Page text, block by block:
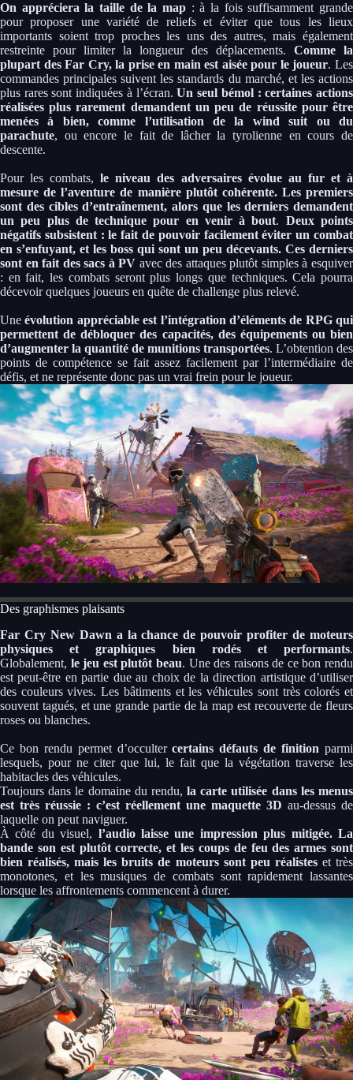
On appréciera la taille de la map : à la fois suffisamment grande
pour proposer une variété de reliefs et éviter que tous les lieux
importants soient trop proches les uns des autres, mais également
restreinte pour limiter la longueur des déplacements. Comme la
plupart des Far Cry, la prise en main est aisée pour le joueur. Les
commandes principales suivent les standards du marché, et les actions
plus rares sont indiquées à l’écran.Un seul bémol : certaines actions
réalisées plus rarement demandent un peu de réussite pour être
menées à bien, comme l’utilisation de la wind suit ou du
parachute, ou encore le fait de lâcher la tyrolienne en cours de
descente.
Pour les combats,le niveau des adversaires évolue au fur et à
mesure de l’aventure de manière plutôt cohérente. Les premiers
sont des cibles d’entraînement, alors que les derniers demandent
un peu plus de technique pour en venir à bout. Deux points
négatifs subsistent : le fait de pouvoir facilement éviter un combat
en s’enfuyant, et les boss qui sont un peu décevants. Ces derniers
sont en fait des sacs à PV avec des attaques plutôt simples à esquiver
: en fait, les combats seront plus longs que techniques. Cela pourra
décevoir quelques joueurs en quête de challenge plus relevé.
Uneévolution appréciable est l’intégration d’éléments de RPG qui
permettent de débloquer des capacités, des équipements ou bien
d’augmenter la quantité de munitions transportées. L’obtention des
points de compétence se fait assez facilement par l’intermédiaire de
défis, et ne représente donc pas un vrai frein pour le joueur.
Des graphismes plaisants
Far Cry New Dawn a la chance de pouvoir profiter de moteurs
physiques et graphiques bien rodés et performants.
Globalement, le jeu est plutôt beau. Une des raisons de ce bon rendu
est peut-être en partie due au choix de la direction artistique d’utiliser
des couleurs vives. Les bâtiments et les véhicules sont très colorés et
souvent tagués, et une grande partie de la map est recouverte de fleurs
roses ou blanches.
Ce bon rendu permet d’occultercertains défauts de finition parmi
lesquels, pour ne citer que lui, le fait que la végétation traverse les
habitacles des véhicules.
Toujours dans le domaine du rendu,la carte utilisée dans les menus
est très réussie : c’est réellement une maquette 3D au-dessus de
laquelle on peut naviguer.
À côté du visuel, l’audio laisse une impression plus mitigée. La
bande son est plutôt correcte, et les coups de feu des armes sont
bien réalisés, mais les bruits de moteurs sont peu réalisteset très
monotones, et les musiques de combats sont rapidement lassantes
lorsque les affrontements commencent à durer.